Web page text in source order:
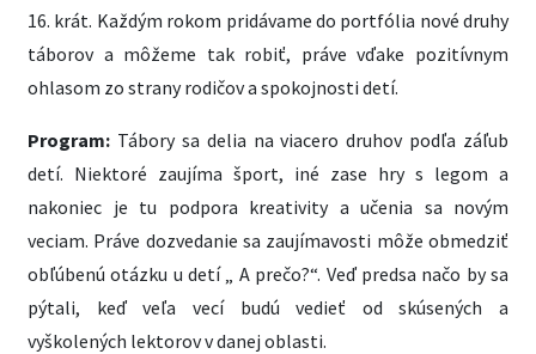
16. krát. Každým rokom pridávame do portfólia nové druhy
táborov a môžeme tak robiť, práve vďake pozitívnym
ohlasom zo strany rodičov a spokojnosti detí.
Program: Tábory sa delia na viacero druhov podľa záľub
detí. Niektoré zaujíma šport, iné zase hry s legom a
nakoniec je tu podpora kreativity a učenia sa novým
veciam. Práve dozvedanie sa zaujímavosti môže obmedziť
obľúbenú otázku u detí „ A prečo?“. Veď predsa načo by sa
pýtali, keď veľa vecí budú vedieť od skúsených a
vyškolených lektorov v danej oblasti.